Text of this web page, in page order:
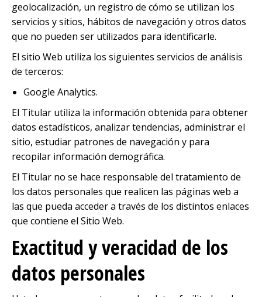
geolocalización, un registro de cómo se utilizan los
servicios y sitios, hábitos de navegación y otros datos
que no pueden ser utilizados para identificarle.
El sitio Web utiliza los siguientes servicios de análisis
de terceros:
Google Analytics.
El Titular utiliza la información obtenida para obtener
datos estadísticos, analizar tendencias, administrar el
sitio, estudiar patrones de navegación y para
recopilar información demográfica.
El Titular no se hace responsable del tratamiento de
los datos personales que realicen las páginas web a
las que pueda acceder a través de los distintos enlaces
que contiene el Sitio Web.
Exactitud y veracidad de los
datos personales